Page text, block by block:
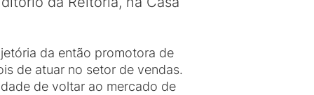
da então promotora de
de atuar no setor de vendas.
de voltar ao mercado de